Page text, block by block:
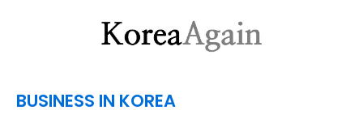
BUSINESS IN KOREA